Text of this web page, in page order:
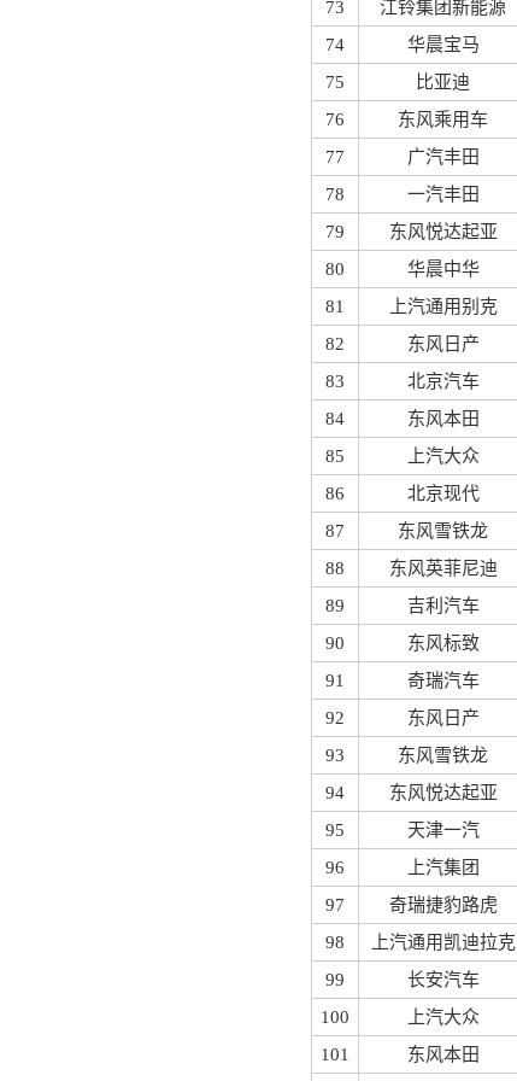
73
江铃集团新能源
74
华晨宝马
75
比亚迪
76
东风乘用车
77
广汽丰田
78
一汽丰田
79
东风悦达起亚
80
华晨中华
81
上汽通用别克
82
东风日产
83
北京汽车
84
东风本田
85
上汽大众
86
北京现代
87
东风雪铁龙
88
东风英菲尼迪
89
吉利汽车
90
东风标致
91
奇瑞汽车
92
东风日产
93
东风雪铁龙
94
东风悦达起亚
95
天津一汽
96
上汽集团
97
奇瑞捷豹路虎
98
上汽通用凯迪拉克
99
长安汽车
100
上汽大众
101
东风本田